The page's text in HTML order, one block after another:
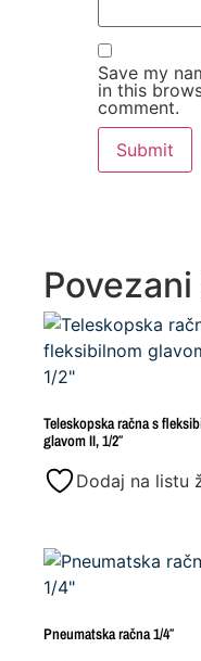
Save my
in this
comment.
Teleskopska račna s
glavom II, 1/2″
Dodaj na listu
Pneumatska račna 1/4″